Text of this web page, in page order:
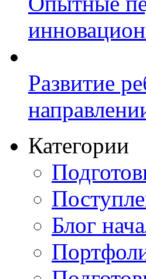
Развитие
Категории
Блог